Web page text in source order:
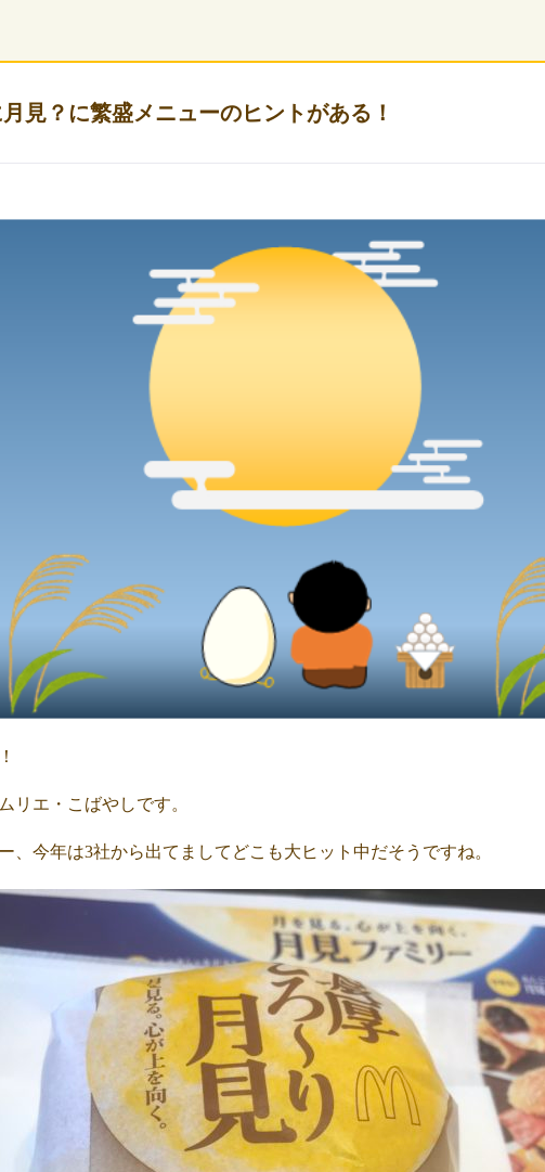
見？に繁盛メニューのヒントがある！
リエ・こばやしです。
、今年は3社から出てましてどこも大ヒット中だそうですね。